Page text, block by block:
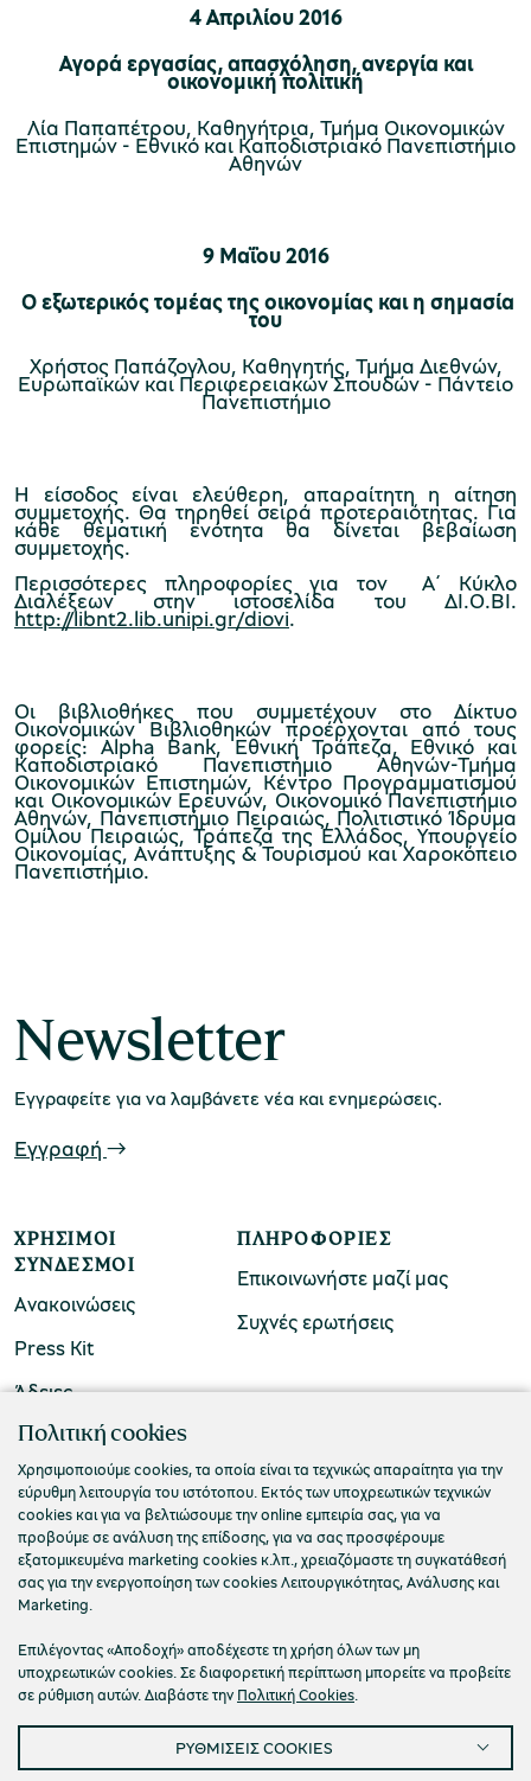
4 Απριλίου 2016
Αγορά εργασίας, απασχόληση, ανεργία και
οικονομική πολιτική
Λία Παπαπέτρου, Καθηγήτρια, Τμήμα Οικονομικών
Επιστημών - Εθνικό και Καποδιστριακό Πανεπιστήμιο
Αθηνών
9 Μαΐου 2016
Ο εξωτερικός τομέας της οικονομίας και η σημασία
του
Χρήστος Παπάζογλου, Καθηγητής, Τμήμα Διεθνών,
Ευρωπαϊκών και Περιφερειακών Σπουδών - Πάντειο
Πανεπιστήμιο
Η είσοδος είναι ελεύθερη, απαραίτητη η αίτηση
συμμετοχής. Θα τηρηθεί σειρά προτεραιότητας. Για
κάθε θεματική ενότητα θα δίνεται βεβαίωση
συμμετοχής.
Περισσότερες πληροφορίες για τον Α΄ Κύκλο
Διαλέξεων στην ιστοσελίδα του ΔΙ.Ο.ΒΙ.
http://libnt2.lib.unipi.gr/diovi.
Οι βιβλιοθήκες που συμμετέχουν στο Δίκτυο
Οικονομικών Βιβλιοθηκών προέρχονται από τους
φορείς: Alpha Bank, Εθνική Τράπεζα, Εθνικό και
Καποδιστριακό Πανεπιστήμιο Αθηνών-Τμήμα
Οικονομικών Επιστημών, Κέντρο Προγραμματισμού
και Οικονομικών Ερευνών, Οικονομικό Πανεπιστήμιο
Αθηνών, Πανεπιστήμιο Πειραιώς, Πολιτιστικό Ίδρυμα
Ομίλου Πειραιώς, Τράπεζα της Ελλάδος, Υπουργείο
Οικονομίας, Ανάπτυξης & Τουρισμού και Χαροκόπειο
Πανεπιστήμιο.
Newsletter
Εγγραφείτε για να λαμβάνετε νέα και ενημερώσεις.
Εγγραφή
ΧΡΉΣΙΜΟΙ
ΣΎΝΔΕΣΜΟΙ
Ανακοινώσεις
Press Kit
Άδειες
ΠΛΗΡΟΦΟΡΊΕΣ
Επικοινωνήστε μαζί μας
Συχνές ερωτήσεις
ΠΟΛΙΤΙΣΤΙΚΟ ΙΔΡΥΜΑ ΟΜΙΛΟΥ ΠΕΙΡΑΙΩΣ
Τ. 210 3256922
Ε. info@piop.gr
ΣΥΝΔΕΘΕΙΤΕ ΜΑΖΙ ΜΑΣ
Πολιτική απορρήτου Όροι χρήσης Cookies
Πολιτική cookies
Χρησιμοποιούμε cookies, τα οποία είναι τα τεχνικώς απαραίτητα για την
εύρυθμη λειτουργία του ιστότοπου. Εκτός των υποχρεωτικών τεχνικών
cookies και για να βελτιώσουμε την online εμπειρία σας, για να
προβούμε σε ανάλυση της επίδοσης, για να σας προσφέρουμε
εξατομικευμένα marketing cookies κ.λπ., χρειαζόμαστε τη συγκατάθεσή
σας για την ενεργοποίηση των cookies Λειτουργικότητας, Ανάλυσης και
Marketing.
Επιλέγοντας «Αποδοχή» αποδέχεστε τη χρήση όλων των μη
υποχρεωτικών cookies. Σε διαφορετική περίπτωση μπορείτε να προβείτε
σε ρύθμιση αυτών. Διαβάστε την Πολιτική Cookies.
ΡΥΘΜΙΣΕΙΣ COOKIES